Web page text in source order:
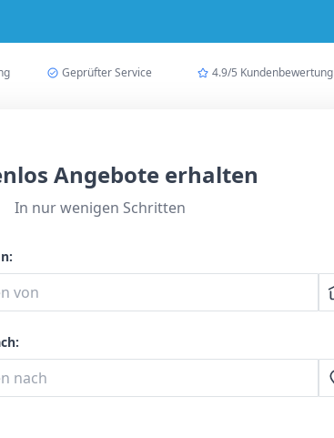
Geprüfter Service 4.9/5 Kundenbewertung
Angebote erhalten
In nur wenigen Schritten